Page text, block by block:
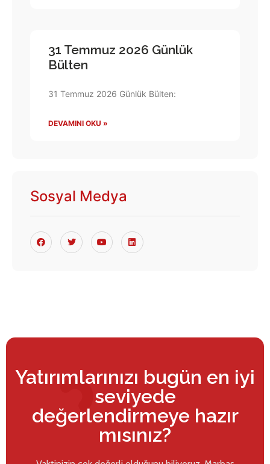
31 Temmuz 2026 Günlük
Bülten
31 Temmuz 2026 Günlük Bülten:
DEVAMINI OKU »
Sosyal Medya
Yatırımlarınızı bugün en iyi
seviyede
değerlendirmeye hazır
mısınız?